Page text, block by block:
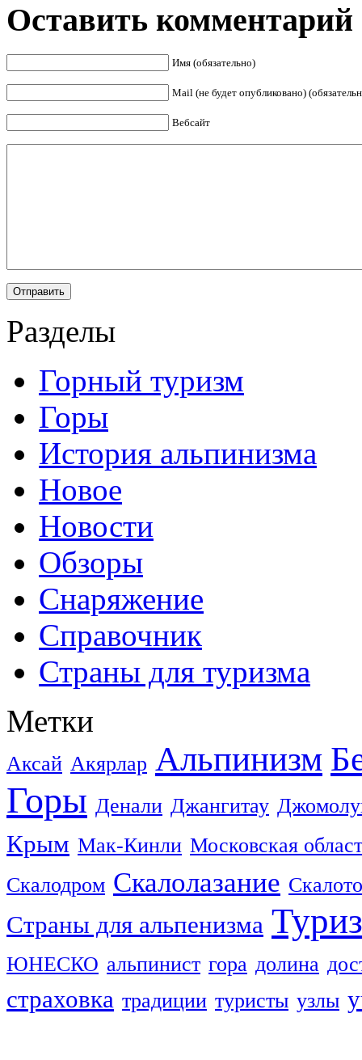
Оставить комментарий
Имя (обязательно)
Mail (не будет опубликовано)
Вебсайт
Разделы
Горный туризм
Горы
История альпинизма
Новое
Новости
Обзоры
Снаряжение
Справочник
Страны для туризма
Метки
Аксай Акярлар Альпинизм
Горы Денали Джангитау
Крым Мак-Кинли Московская
Скалодром Скалолазание
Страны для альпенизма
ЮНЕСКО альпинист гора долина
страховка традиции туристы узлы